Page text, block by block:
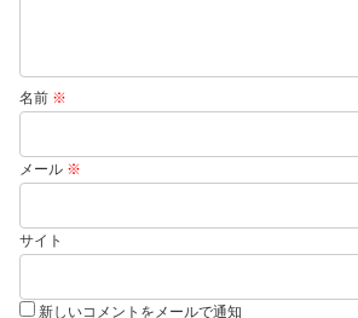
名前 ※
メール ※
サイト
新しいコメントをメールで通知